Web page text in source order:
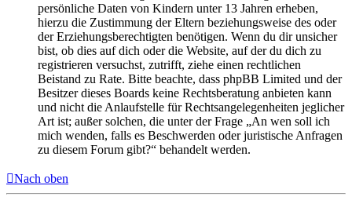
persönliche Daten von Kindern unter 13 Jahren erheben,
hierzu die Zustimmung der Eltern beziehungsweise des oder
der Erziehungsberechtigten benötigen. Wenn du dir unsicher
bist, ob dies auf dich oder die Website, auf der du dich zu
registrieren versuchst, zutrifft, ziehe einen rechtlichen
Beistand zu Rate. Bitte beachte, dass phpBB Limited und der
Besitzer dieses Boards keine Rechtsberatung anbieten kann
und nicht die Anlaufstelle für Rechtsangelegenheiten jeglicher
Art ist; außer solchen, die unter der Frage „An wen soll ich
mich wenden, falls es Beschwerden oder juristische Anfragen
zu diesem Forum gibt?“ behandelt werden.
Nach oben